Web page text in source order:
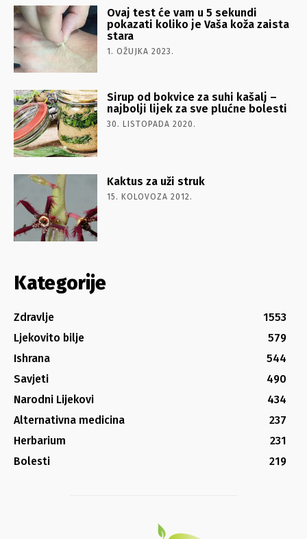
Ovaj test će vam u 5 sekundi
pokazati koliko je Vaša koža zaista
stara
1. OŽUJKA 2023.
Sirup od bokvice za suhi kašalj –
najbolji lijek za sve plućne bolesti
30. LISTOPADA 2020.
Kaktus za uži struk
15. KOLOVOZA 2012.
Kategorije
Zdravlje
1553
Ljekovito bilje
579
Ishrana
544
Savjeti
490
Narodni Lijekovi
434
Alternativna medicina
237
Herbarium
231
Bolesti
219